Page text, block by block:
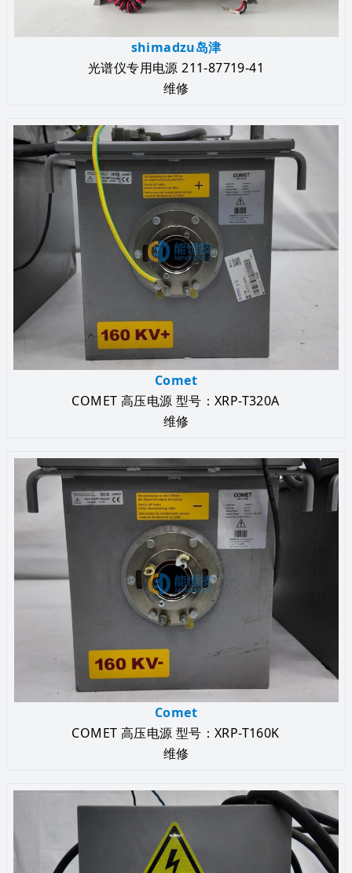
shimadzu岛津
光谱仪专用电源 211-87719-41
维修
Comet
COMET 高压电源 型号：XRP-T320A
维修
Comet
COMET 高压电源 型号：XRP-T160K
维修